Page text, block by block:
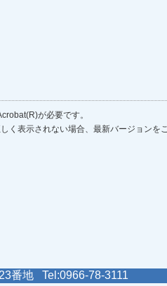
が必要です。
く表示されない場合、最新バージョンを
番地 Tel:0966-78-3111